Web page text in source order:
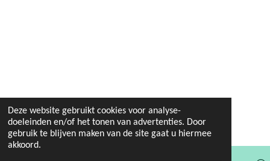
Deze website gebruikt cookies voor analyse-
doeleinden en/of het tonen van advertenties. Door
gebruik te blijven maken van de site gaat u hiermee
akkoord.